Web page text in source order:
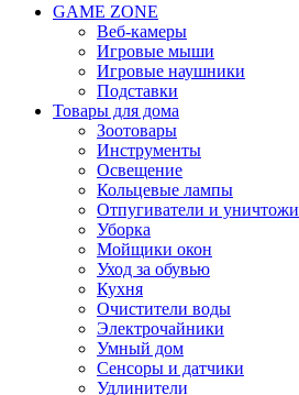
GAME ZONE
Веб-камеры
Игровые мыши
Игровые наушники
Подставки
Товары для дома
Зоотовары
Инструменты
Освещение
Кольцевые лампы
Отпугиватели и
Уборка
Мойщики окон
Уход за обувью
Кухня
Очистители воды
Электрочайники
Умный дом
Сенсоры и датчики
Удлинители